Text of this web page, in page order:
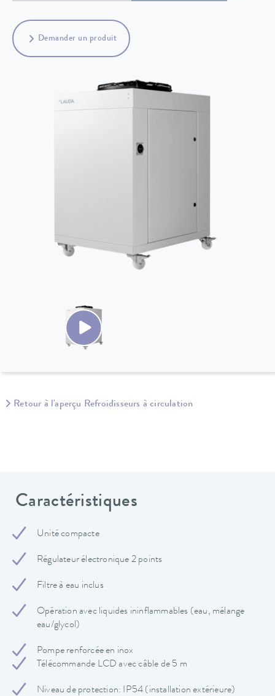
Demander un produit
Retour à l'aperçu Refroidisseurs à circulation
Caractéristiques
Unité compacte
Régulateur électronique 2 points
Filtre à eau inclus
Opération avec liquides ininflammables (eau, mélange
eau/glycol)
Pompe renforcée en inox
Télécommande LCD avec câble de 5 m
Niveau de protection: IP54 (installation extérieure)